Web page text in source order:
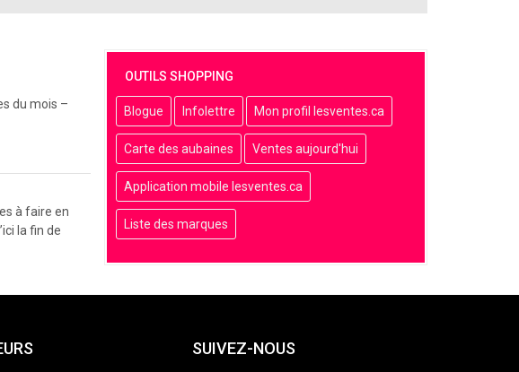
OUTILS SHOPPING
Blogue Infolettre Mon profil lesventes.ca
Carte des aubaines Ventes aujourd'hui
Application mobile lesventes.ca
Liste des marques
du mois –
à faire en
la fin de
SUIVEZ-NOUS